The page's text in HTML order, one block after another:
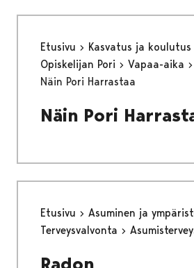
Etusivu
Kasvatus ja koulutus
Opiskelijan Pori
Vapaa-aika
Näin Pori Harrastaa
Näin Pori
Etusivu
Asuminen ja
Terveysvalvonta